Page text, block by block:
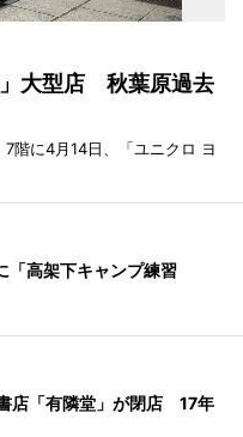
大型店 秋葉原過去
階に4月14日、「ユニクロ ヨ
「高架下キャンプ練習
店「有隣堂」が閉店 17年